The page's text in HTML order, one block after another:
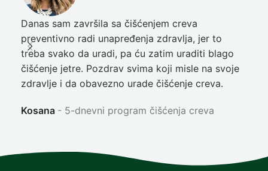
Danas sam završila sa čišćenjem creva
preventivno radi unapređenja zdravlja, jer to
treba svako da uradi, pa ću zatim uraditi blago
čišćenje jetre. Pozdrav svima koji misle na svoje
zdravlje i da obavezno urade čišćenje creva.
Kosana 5-dnevni program čišćenja creva